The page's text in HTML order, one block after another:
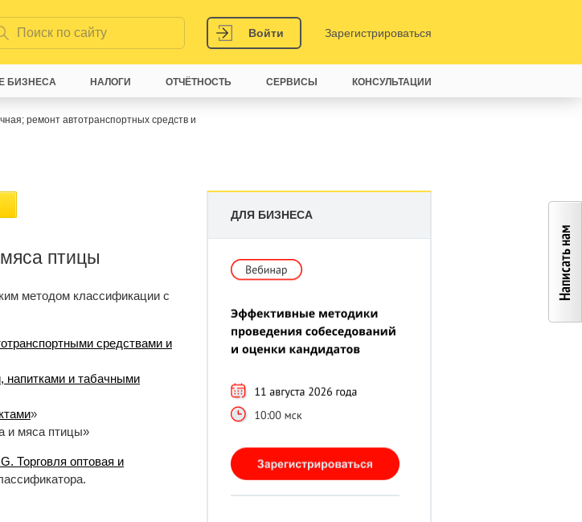
Войти Зарегистрироваться
ремонт автотранспортных средств и
птицы
методом классификации с
средствами и
напитками и табачными
»
и мяса птицы»
Торговля оптовая и
ДЛЯ БИЗНЕСА
БИЗНЕСА НАЛОГИ ОТЧЁТНОСТЬ СЕРВИСЫ КОНСУЛЬТАЦИИ